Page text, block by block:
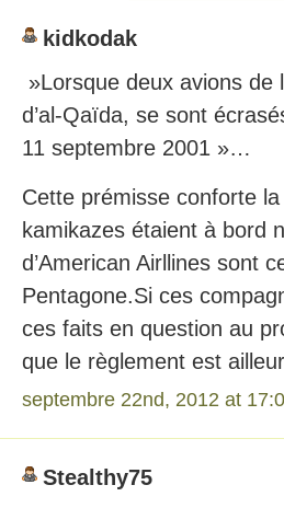
kidkodak
»Lorsque deux avions
d’al-Qaïda, se sont
11 septembre 2001 »…
Cette prémisse conforte
kamikazes étaient à bord
d’American Airllines sont
Pentagone.Si ces
ces faits en question au
que le règlement est
septembre 22nd, 2012 at
Stealthy75